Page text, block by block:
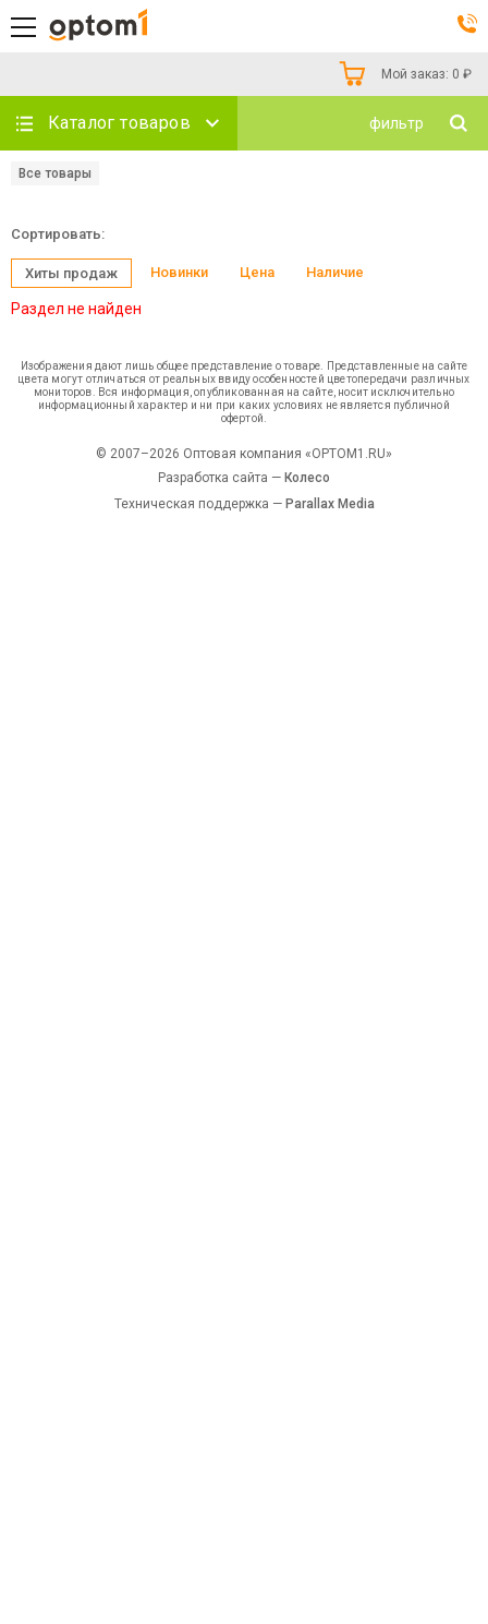
Мой заказ: 0 ₽
Каталог товаров фильтр
Все товары
Сортировать:
Хиты продаж Новинки Цена Наличие
Раздел не найден
Изображения дают лишь общее представление о товаре. Представленные на сайте
цвета могут отличаться от реальных ввиду особенностей цветопередачи различных
мониторов. Вся информация, опубликованная на сайте, носит исключительно
информационный характер и ни при каких условиях не является публичной
офертой.
© 2007–2026 Оптовая компания «OPTOM1.RU»
Разработка сайта — Колесо
Техническая поддержка — Parallax Media